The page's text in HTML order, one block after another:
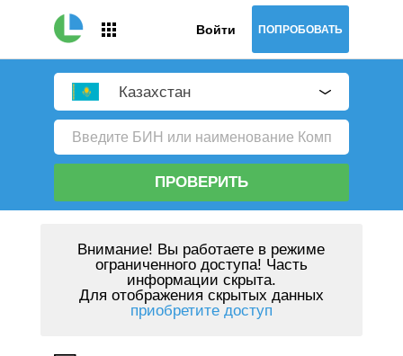
Войти ПОПРОБОВАТЬ
Казахстан
ПРОВЕРИТЬ
Внимание! Вы работаете в режиме
ограниченного доступа! Часть
информации скрыта.
Для отображения скрытых данных
приобретите доступ